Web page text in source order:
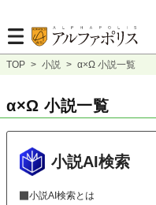
TOP > 小説 > α×Ω 小説一覧
α×Ω 小説一覧
小説AI検索
小説AI検索とは